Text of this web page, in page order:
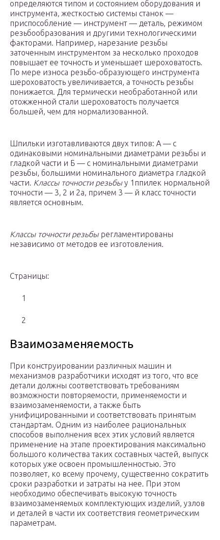
определяются типом и состоянием оборудования и
инструмента, жесткостью системы станок —
приспособление — инструмент — деталь, режимом
резьбообразования и другими технологическими
факторами. Например, нарезание резьбы
заточенным инструментом за несколько проходов
повышает ее точность и уменьшает шероховатость.
По мере износа резьбо-образующего инструмента
шероховатость увеличивается, а точность резьбы
понижается. Для термически необработанной или
отожженной стали шероховатость получается
большей, чем для нормализованной.
Шпильки изготавливаются двух типов: А — с
одинаковыми номинальными диаметрами резьбы и
гладкой части и Б — с номинальными диаметрами
резьбы, большими номинального диаметра гладкой
части. Классы точности резьбыу 1ппилек нормальной
точности — 3, 2 и 2а, причем 3 — й класс точности
является основным.
Классы точности резьбырегламентированы
независимо от методов ее изготовления.
Страницы:
1
2
Взаимозаменяемость
При конструировании различных машин и
механизмов разработчики исходят из того, что все
детали должны соответствовать требованиям
возможности повторяемости, применяемости и
взаимозаменяемости, а также быть
унифицированными и соответствовать принятым
стандартам. Одним из наиболее рациональных
способов выполнения всех этих условий является
применение на этапе проектирования максимально
большого количества таких составных частей, выпуск
которых уже освоен промышленностью. Это
позволяет, ко всему прочему, существенно сократить
сроки разработки и затраты на нее. При этом
необходимо обеспечивать высокую точность
взаимозаменяемых комплектующих изделий, узлов
и деталей в части их соответствия геометрическим
параметрам.